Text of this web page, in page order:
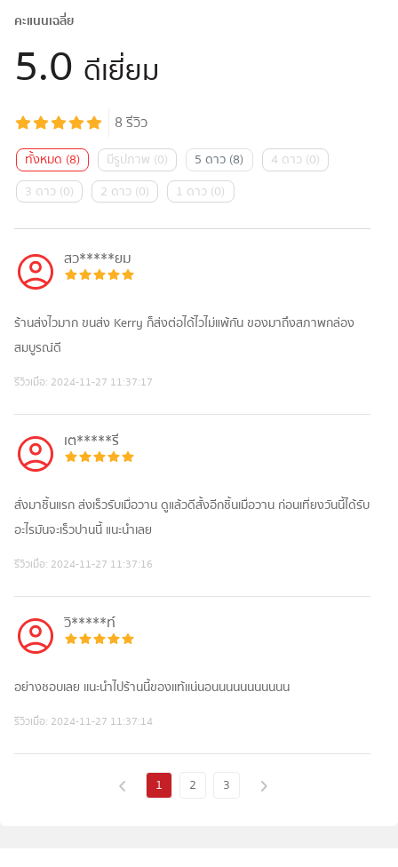
คะแนนเฉลี่ย
5.0 ดีเยี่ยม
8รีวิว
ทั้งหมด (8) มีรูปภาพ (0) 5 ดาว (8) 4 ดาว (0)
3 ดาว (0) 2 ดาว (0) 1 ดาว (0)
สว*****ยม
ร้านส่งไวมาก ขนส่ง Kerry ก็ส่งต่อได้ไวไม่แพ้กัน ของมาถึงสภาพกล่อง
สมบูรณ์ดี
รีวิวเมื่อ: 2024-11-27 11:37:17
เต*****รี
สั่งมาชิ้นแรก ส่งเร็วรับเมื่อวาน ดูแล้วดีสั้งอีกชิ้นเมื่อวาน ก่อนเที่ยงวันนี้ได้รับ
อะไรมันจะเร็วปานนี้ แนะนำเลย
รีวิวเมื่อ: 2024-11-27 11:37:16
วิ*****ท์
อย่างชอบเลย เเนะนำไปร้านนี้ของเเท้เเน่นอนนนนนนนนนนน
รีวิวเมื่อ: 2024-11-27 11:37:14
1 2 3